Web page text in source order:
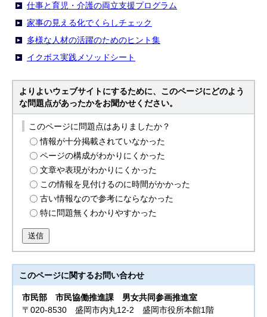
仕事と育児・介護の両立支援プログラム
家事の見える化でくらしチェック
多様な人材の活躍のためのヒント集
イクボス実践メソッドシート
よりよいウェブサイトにするために、このページにどのよう
な問題点があったかをお聞かせください。
このページに問題点はありましたか？
情報が十分掲載されていなかった
ページの構成がわかりにくかった
文章や表現がわかりにくかった
この情報を見付けるのに時間がかかった
古い情報なので参考にならなかった
特に問題無くわかりやすかった
送信
このページに関するお問い合わせ
市民部市民協働推進課 男女共同参画推進室
〒020-8530 盛岡市内丸12-2 盛岡市役所本館1階